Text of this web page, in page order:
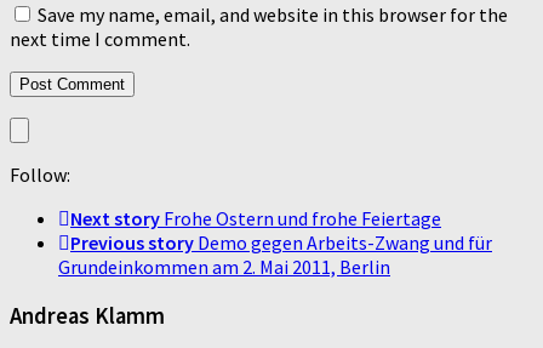
Save my name, email, and website in this browser for the
next time I comment.
Follow:
Next story Frohe Ostern und frohe Feiertage
Previous story Demo gegen Arbeits-Zwang und für
Grundeinkommen am 2. Mai 2011, Berlin
Andreas Klamm